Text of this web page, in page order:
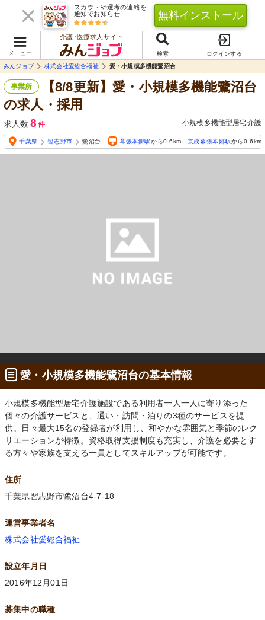
スカウトや選考の連絡を
通知でお知らせ
無料インストール
メニュー
介護･医療求人サイト
検索
ログインする
みんジョブ
株式会社愛総合福祉 愛・小規模多機能鷺沼台
事業所
【8/8更新】愛・小規模多機能鷺沼台
の求人・採用
求人数 8 件 小規模多機能型居宅介護
千葉県 習志野市 鷺沼台 幕張本郷駅から0.6km 京成幕張本郷駅から0.6km
愛・小規模多機能鷺沼台の基本情報
小規模多機能型居宅介護施設である利用者一人一人に寄り添った
個々の介護サービスと、通い・訪問・泊りの3種のサービスを提
供。日々最大15名の登録者が利用し、和やかな雰囲気と季節のレク
リエーションが特徴。資格取得支援制度も充実し、介護を必要とす
る方々や家族を支える一員としてスキルアップが可能です。
住所
千葉県習志野市鷺沼台4-7-18
運営事業者名
株式会社愛総合福祉
設立年月日
2016年12月01日
募集中の職種